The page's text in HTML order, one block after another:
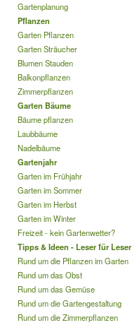
Gartenplanung
Pflanzen
Garten Pflanzen
Garten Sträucher
Blumen Stauden
Balkonpflanzen
Zimmerpflanzen
Garten Bäume
Bäume pflanzen
Laubbäume
Nadelbäume
Gartenjahr
Garten im Frühjahr
Garten im Sommer
Garten im Herbst
Garten im Winter
Freizeit - kein Gartenwetter?
Tipps & Ideen - Leser für Leser
Rund um die Pflanzen im Garten
Rund um das Obst
Rund um das Gemüse
Rund um die Gartengestaltung
Rund um die Zimmerpflanzen